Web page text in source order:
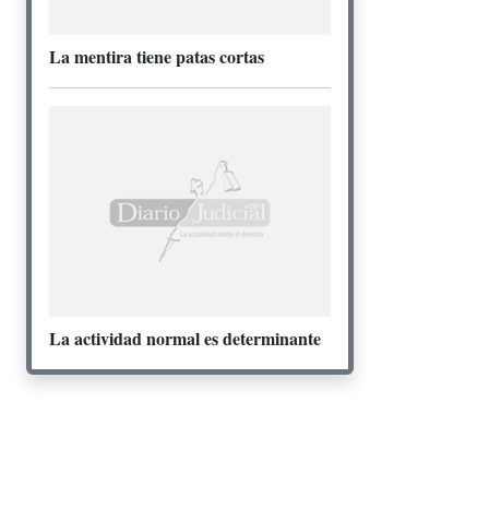
La mentira tiene patas cortas
La actividad normal es determinante